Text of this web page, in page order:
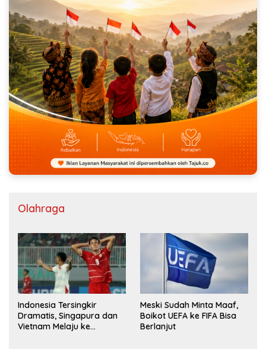
Olahraga
Indonesia Tersingkir
Dramatis, Singapura dan
Vietnam Melaju ke
Meski Sudah Minta Maaf,
Boikot UEFA ke FIFA Bisa
Berlanjut